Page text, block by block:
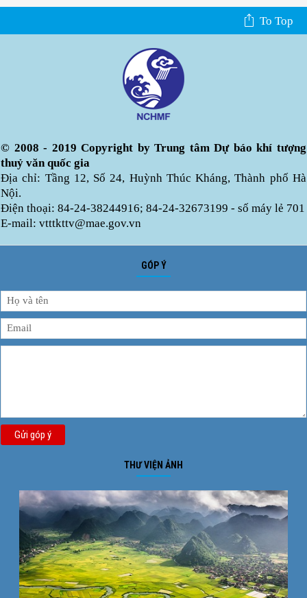
To Top
© 2008 - 2019 Copyright by Trung tâm Dự báo khí tượng
thuỷ văn quốc gia
Địa chỉ: Tầng 12, Số 24, Huỳnh Thúc Kháng, Thành phố Hà
Nội.
Điện thoại: 84-24-38244916; 84-24-32673199 - số máy lẻ 701
E-mail: vtttkttv@mae.gov.vn
GÓP Ý
Gửi góp ý
THƯ VIỆN ẢNH